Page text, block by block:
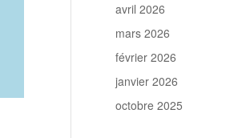
avril 2026
mars 2026
février 2026
janvier 2026
octobre 2025